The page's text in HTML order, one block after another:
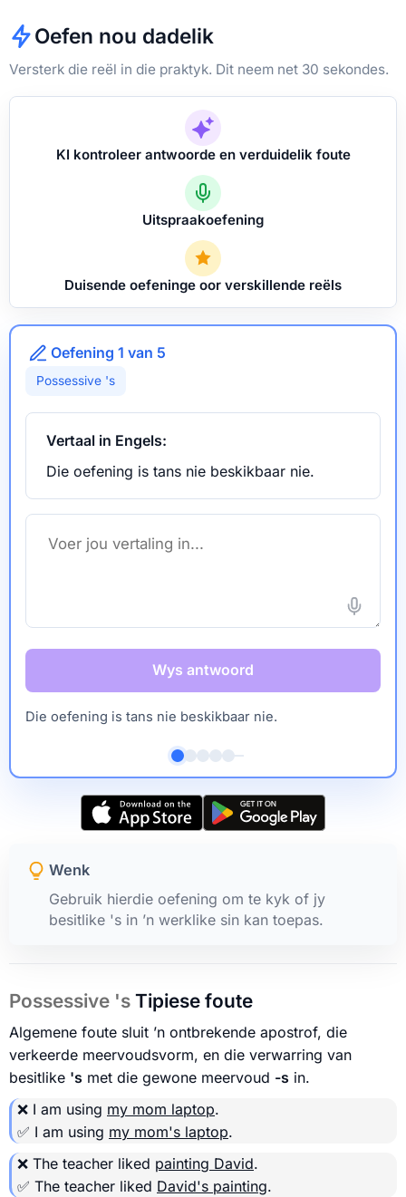
Oefen nou dadelik
Versterk die reël in die praktyk. Dit neem net 30 sekondes.
KI kontroleer antwoorde en verduidelik foute
Uitspraakoefening
Duisende oefeninge oor verskillende reëls
Oefening 1 van 5
Possessive 's
Vertaal in Engels:
Die oefening is tans nie beskikbaar nie.
Wys antwoord
Die oefening is tans nie beskikbaar nie.
Wenk
Gebruik hierdie oefening om te kyk of jy
besitlike 's in ’n werklike sin kan toepas.
Possessive 's Tipiese foute
Algemene foute sluit ’n ontbrekende apostrof, die
verkeerde meervoudsvorm, en die verwarring van
besitlike 's met die gewone meervoud -s in.
❌ I am using my mom laptop.
✅ I am using my mom's laptop.
❌ The teacher liked painting David.
✅ The teacher liked David's painting.